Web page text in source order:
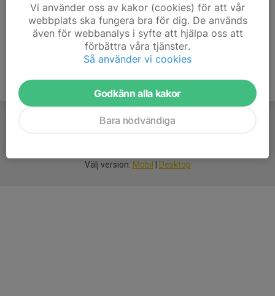
Välj version: Mobil Desktop
Vi använder oss av kakor (cookies) för att vår
webbplats ska fungera bra för dig. De används
även för webbanalys i syfte att hjälpa oss att
förbättra våra tjänster.
Så använder vi cookies
Godkänn alla kakor
Bara nödvändiga